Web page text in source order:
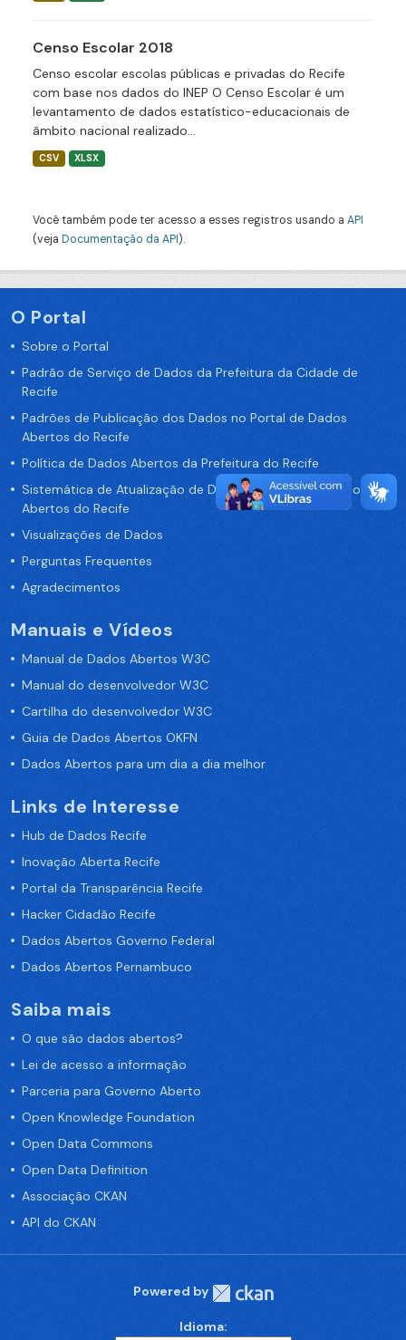
Censo Escolar 2018
Censo escolar escolas públicas e privadas do Recife
com base nos dados do INEP O Censo Escolar é um
levantamento de dados estatístico-educacionais de
âmbito nacional realizado...
CSV XLSX
Você também pode ter acesso a esses registros usando a API
(veja Documentação da API).
O Portal
Sobre o Portal
Padrão de Serviço de Dados da Prefeitura da Cidade de
Recife
Padrões de Publicação dos Dados no Portal de Dados
Abertos do Recife
Política de Dados Abertos da Prefeitura do Recife
Sistemática de Atualização de Dados do Portal de Dados
Abertos do Recife
Visualizações de Dados
Perguntas Frequentes
Agradecimentos
Manuais e Vídeos
Manual de Dados Abertos W3C
Manual do desenvolvedor W3C
Cartilha do desenvolvedor W3C
Guia de Dados Abertos OKFN
Dados Abertos para um dia a dia melhor
Links de Interesse
Hub de Dados Recife
Inovação Aberta Recife
Portal da Transparência Recife
Hacker Cidadão Recife
Dados Abertos Governo Federal
Dados Abertos Pernambuco
Saiba mais
O que são dados abertos?
Lei de acesso a informação
Parceria para Governo Aberto
Open Knowledge Foundation
Open Data Commons
Open Data Definition
Associação CKAN
API do CKAN
Powered by
Idioma